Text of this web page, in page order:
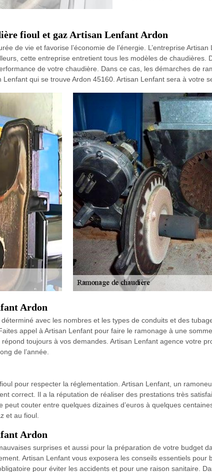
fioul et gaz Artisan Lenfant Ardon
de vie et favorise l’économie de l’énergie. L’entreprise
cette entreprise entretient tous les modèles de chaudières.
de votre chaudière. Dans ce cas, les démarches de
qui se trouve Ardon 45160. Artisan Lenfant sera à votre
Ardon
avec les nombres et les types de conduits et des
appel à Artisan Lenfant pour faire le ramonage à une
toujours à vos demandes. Artisan Lenfant agence votre
de l’année.
pour respecter la réglementation. Artisan Lenfant, un
correct. Il a la réputation de réaliser des prestations très
couter entre quelques dizaines d’euros à quelques
et au fioul.
Ardon
surprises et aussi pour la préparation de votre budget
Artisan Lenfant vous exposera les conseils essentiels pour
pour éviter les accidents et pour une raison sanitaire.